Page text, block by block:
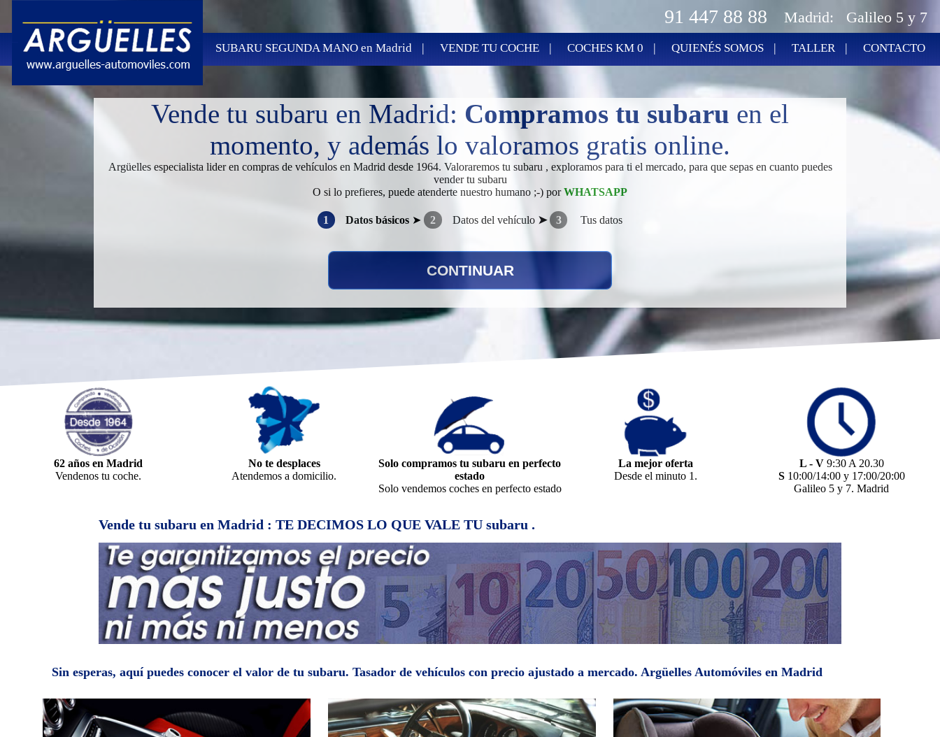
Galileo 5 y 7
Madrid:
91 447 88 88
SUBARU SEGUNDA MANO en Madrid | VENDE TU COCHE | COCHES KM 0 | QUIENÉS SOMOS | TALLER | CONTACTO
Vende tu subaru en Madrid: Compramos tu subaru en el
momento, y además lo valoramos gratis online.
Argüelles especialista lider en compras de vehículos en Madrid desde 1964. Valoraremos tu subaru , exploramos para ti el mercado, para que sepas en cuanto puedes
vender tu subaru
O si lo prefieres, puede atenderte nuestro humano ;-) porWHATSAPP
1 Datos básicos ➤ 2 Datos del vehículo ➤ 3 Tus datos
62 años en Madrid
Vendenos tu coche.
No te desplaces
Atendemos a domicilio.
Solo compramos tu subaru en perfecto
estado
Solo vendemos coches en perfecto estado
La mejor oferta
Desde el minuto 1.
L - V 9:30 A 20.30
S 10:00/14:00 y 17:00/20:00
Galileo 5 y 7. Madrid
Vende tu subaru en Madrid : TE DECIMOS LO QUE VALE TU subaru .
Sin esperas, aquí puedes conocer el valor de tu subaru. Tasador de vehículos con precio ajustado a mercado. Argüelles Automóviles en Madrid